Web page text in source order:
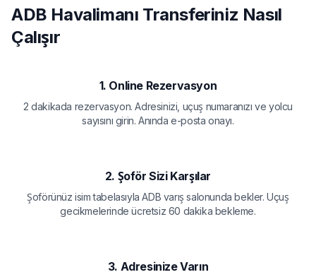
ADB Havalimanı Transferiniz Nasıl
Çalışır
1. Online Rezervasyon
2 dakikada rezervasyon. Adresinizi, uçuş numaranızı ve yolcu
sayısını girin. Anında e-posta onayı.
2. Şoför Sizi Karşılar
Şoförünüz isim tabelasıyla ADB varış salonunda bekler. Uçuş
gecikmelerinde ücretsiz 60 dakika bekleme.
3. Adresinize Varın